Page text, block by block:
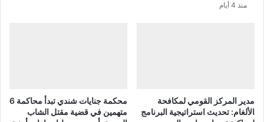
منذ 4 أيام
مدير المركز القومي لمكافحة
الألغام: تحديث استراتيجية البرنامج
محكمة جنايات شندي تبدأ محاكمة 6
متهمين في قضية مقتل الشاب